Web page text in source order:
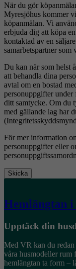
När du gör
Myresjöhus kommer
köpanmälan. Vi
erbjuda dig att köpa
kontaktad av en
samarbetspartner
Du kan när som helst
att behandla dina
avtal om en bostad
personuppgifter under
ditt samtycke. Om du
med gällande lag har
För mer information
personuppgifter eller
Skicka
Hemlängtan i
Upptäck din
Med VR kan du
våra husmodeller rum
hemlängtan ta form –